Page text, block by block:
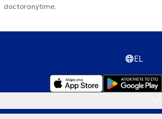
doctoranytime.
EL